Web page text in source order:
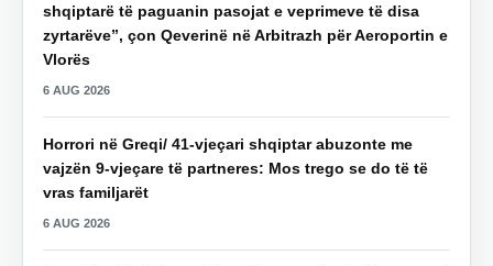
shqiptarë të paguanin pasojat e veprimeve të disa
zyrtarëve”, çon Qeverinë në Arbitrazh për Aeroportin e
Vlorës
6 AUG 2026
Horrori në Greqi/ 41-vjeçari shqiptar abuzonte me
vajzën 9-vjeçare të partneres: Mos trego se do të të
vras familjarët
6 AUG 2026